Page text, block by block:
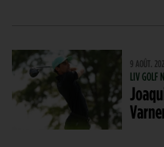
9 AOÛT.
LIV GOLF